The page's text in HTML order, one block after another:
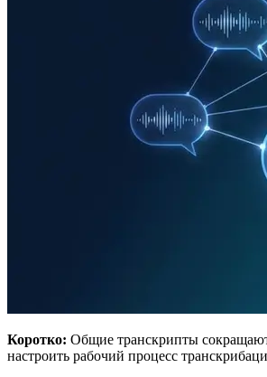
Коротко: Общие транскрипты сокращают
настроить рабочий процесс